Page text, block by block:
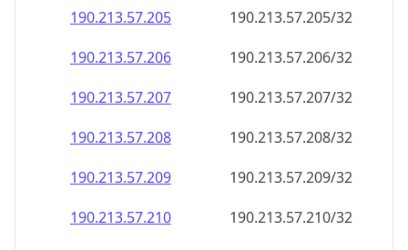
190.213.57.205
190.213.57.205/32
190.213.57.206
190.213.57.206/32
190.213.57.207
190.213.57.207/32
190.213.57.208
190.213.57.208/32
190.213.57.209
190.213.57.209/32
190.213.57.210
190.213.57.210/32